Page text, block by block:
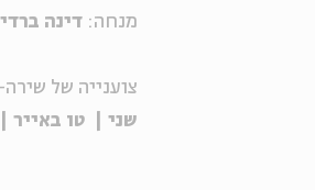
מנחה: דינה
צוענייה של
שני | טו באייר | 4.5 | 20:00